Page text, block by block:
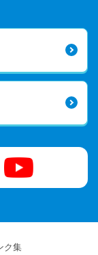
ク集